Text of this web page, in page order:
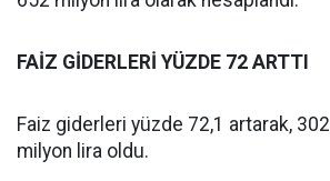
FAİZ GİDERLERİ YÜZDE 72 ARTTI
Faiz giderleri yüzde 72,1 artarak,
milyon lira oldu.